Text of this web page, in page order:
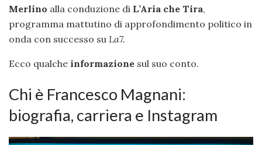
Merlino alla conduzione di L’Aria che Tira,
programma mattutino di approfondimento politico in
onda con successo su La7.
Ecco qualche informazione sul suo conto.
Chi è Francesco Magnani:
biografia, carriera e Instagram